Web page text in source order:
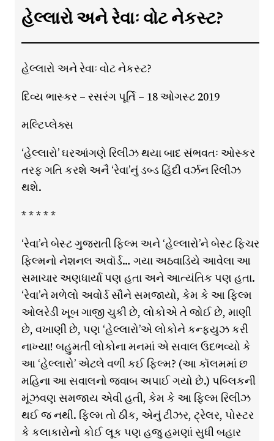
હેલ્લારો અને રેવાઃ વોટ નેકસ્ટ?
હેલ્લારો અને રેવાઃ વોટ નેકસ્ટ?
દિવ્ય ભાસ્કર – રસરંગ પૂર્તિ – 18 ઓગસ્ટ 2019
મલ્ટિપ્લેક્સ
‘હેલ્લારો’ ઘરઆંગણે રિલીઝ થયા બાદ સંભવતઃ ઓસ્કર
તરફ ગતિ કરશે અનૈ ‘રેવા’નું ડબ્ડ હિંદી વર્ઝન રિલીઝ
થશે.
* * * * *
‘રેવા’ને બેસ્ટ ગુજરાતી ફિલ્મ અને ‘હેલ્લારો’ને બેસ્ટ ફિચર
ફિલ્મનો નેશનલ અવૉર્ડ… ગયા અઠવાડિયે આવેલા આ
સમાચાર અણધાર્યા પણ હતા અને આત્યંતિક પણ હતા.
‘રેવા’ને મળેલો અવોર્ડ સૌને સમજાયો, કેમ કે આ ફિલ્મ
ઓલરેડી ખૂબ ગાજી ચુકી છે, લોકોએ તે જોઈ છે, માણી
છે, વખાણી છે, પણ ‘હેલ્લારો’એ લોકોને કન્ફ્યુઝ કરી
નાખ્યા! બહુમતી લોકોના મનમાં એ સવાલ ઉદભવ્યો કે
આ ‘હેલ્લારો’ એટલે વળી કઈ ફિલ્મ? (આ કૉલમમાં છ
મહિના આ સવાલનો જવાબ અપાઈ ગયો છે.) પબ્લિકની
મૂંઝવણ સમજાય એવી હતી, કેમ કે આ ફિલ્મ રિલીઝ
થઈ જ નથી. ફિલ્મ તો ઠીક, એનું ટીઝર, ટ્રેલર, પોસ્ટર
કે કલાકારોનો કોઈ લૂક પણ હજુ હમણાં સુધી બહાર